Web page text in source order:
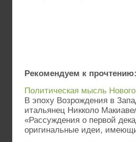
Рекомендуем к прочтению:
Политическая мысль
В эпоху Возрождения в
итальянец Никколо
«Рассуждения о первой
оригинальные идеи,